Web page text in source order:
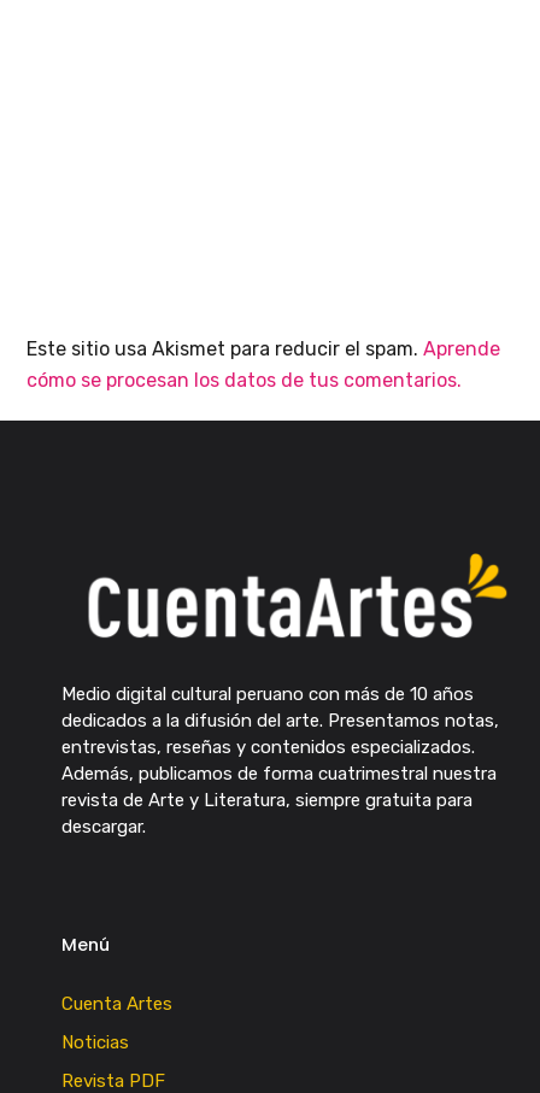
Este sitio usa Akismet para reducir el spam.Aprende
cómo se procesan los datos de tus comentarios.
Medio digital cultural peruano con más de 10 años
dedicados a la difusión del arte. Presentamos notas,
entrevistas, reseñas y contenidos especializados.
Además, publicamos de forma cuatrimestral nuestra
revista de Arte y Literatura, siempre gratuita para
descargar.
Menú
Cuenta Artes
Noticias
Revista PDF